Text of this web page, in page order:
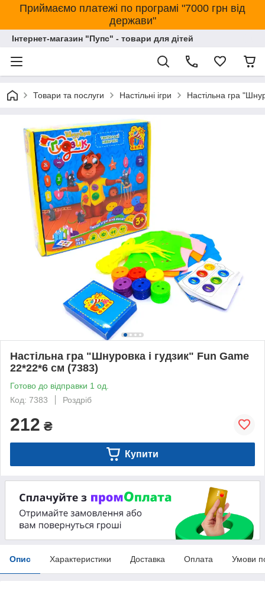
Приймаємо платежі по програмі "7000 грн від
держави"
Інтернет-магазин "Пупс" - товари для дітей
Товари та послуги Настільні ігри Настільна гра
Настільна гра "Шнуровка і гудзик" Fun Game
22*22*6 см (7383)
Готово до відправки 1 од.
Код: 7383
Роздріб
212 ₴
Купити
Опис Характеристики Доставка Оплата Умови